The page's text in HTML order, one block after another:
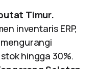
Timur.
inventaris ERP,
hingga 30%.